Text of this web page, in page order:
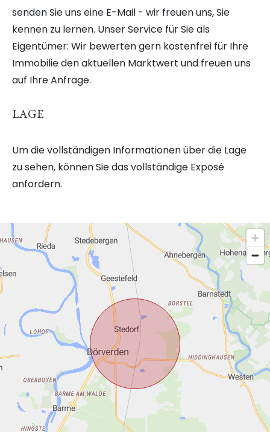
senden Sie uns eine E-Mail - wir freuen uns, Sie
kennen zu lernen. Unser Service für Sie als
Eigentümer: Wir bewerten gern kostenfrei für Ihre
Immobilie den aktuellen Marktwert und freuen uns
auf Ihre Anfrage.
LAGE
Um die vollständigen Informationen über die Lage
zu sehen, können Sie das vollständige Exposé
anfordern.